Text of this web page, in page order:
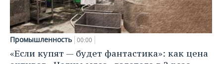
Промышленность 00:00
«Если купят — будет фантастика»: как цена